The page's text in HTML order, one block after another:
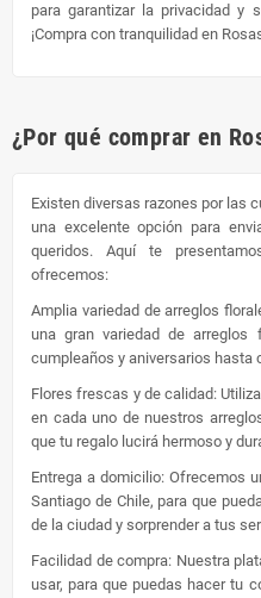
para garantizar la privacidad y
¡Compra con tranquilidad en
¿Por qué comprar en
Existen diversas razones por las
una excelente opción para
queridos. Aquí te
ofrecemos:
Amplia variedad de arreglos
una gran variedad de arreglos
cumpleaños y aniversarios hasta
Flores frescas y de calidad:
en cada uno de nuestros
que tu regalo lucirá hermoso y
Entrega a domicilio: Ofrecemos
Santiago de Chile, para que
de la ciudad y sorprender a tus
Facilidad de compra: Nuestra
usar, para que puedas hacer tu